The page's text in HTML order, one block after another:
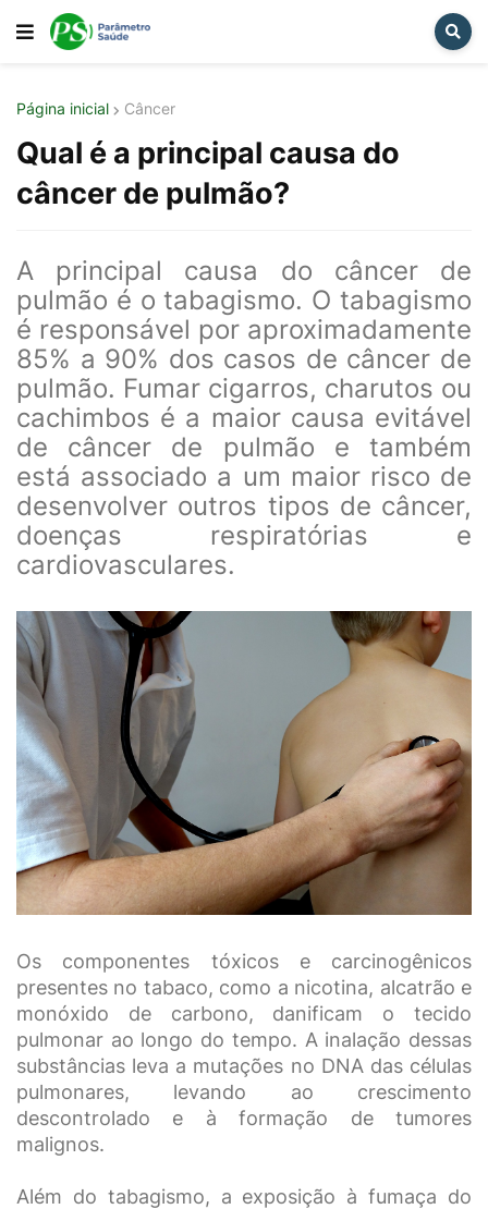
Página inicial Câncer
Qual é a principal causa do
câncer de pulmão?
A principal causa do câncer de
pulmão é o tabagismo. O tabagismo
é responsável por aproximadamente
85% a 90% dos casos de câncer de
pulmão. Fumar cigarros, charutos ou
cachimbos é a maior causa evitável
de câncer de pulmão e também
está associado a um maior risco de
desenvolver outros tipos de câncer,
doenças respiratórias e
cardiovasculares.
Os componentes tóxicos e carcinogênicos
presentes no tabaco, como a nicotina, alcatrão e
monóxido de carbono, danificam o tecido
pulmonar ao longo do tempo. A inalação dessas
substâncias leva a mutações no DNA das células
pulmonares, levando ao crescimento
descontrolado e à formação de tumores
malignos.
Além do tabagismo, a exposição à fumaça do